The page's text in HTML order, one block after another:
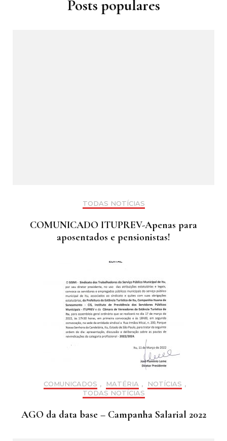
Posts populares
TODAS NOTÍCIAS
COMUNICADO ITUPREV-Apenas para
aposentados e pensionistas!
COMUNICADOS , MATÉRIA , NOTÍCIAS ,
TODAS NOTÍCIAS
AGO da data base – Campanha Salarial 2022